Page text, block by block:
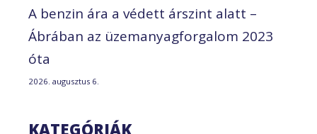
A benzin ára a védett árszint alatt –
Ábrában az üzemanyagforgalom 2023
óta
2026. augusztus 6.
KATEGÓRIÁK